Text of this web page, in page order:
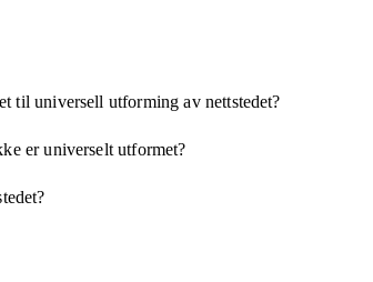
til universell utforming av nettstedet?
er universelt utformet?